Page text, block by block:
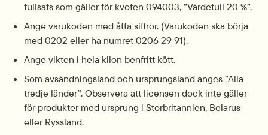
tullsats som gäller för kvoten 094003, ”Värdetull 20 %”.
Ange varukoden med åtta siffror. (Varukoden ska börja
med 0202 eller ha numret 0206 29 91).
Ange vikten i hela kilon benfritt kött.
Som avsändningsland och ursprungsland anges ”Alla
tredje länder”. Observera att licensen dock inte gäller
för produkter med ursprung i Storbritannien, Belarus
eller Ryssland.